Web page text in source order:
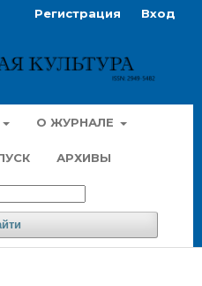
О ЖУРНАЛЕ
АРХИВЫ
Регистрация Вход